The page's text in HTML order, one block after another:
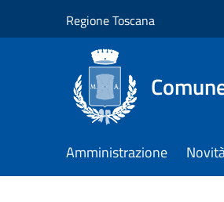
Regione Toscana
Amministrazione